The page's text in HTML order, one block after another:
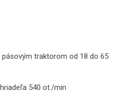
traktorom od 18 do 65
540 ot./min